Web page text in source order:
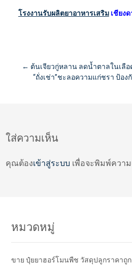
โรงงานรับผลิตยาอาหารเสริมเชียงด
Post
← ต้นเจียวกู่หลาน ลดน้ำตาลในเลือ
“ถั่งเช่า”ชะลอความแก่ชรา ป้อ
ใส่ความเห็น
คุณต้องเข้าสู่ระบบ เพื่อจะพิมพ์ควา
หมวดหมู่
ขาย ปุ๋ยยาฮอร์โมนพืช วัสดุปลูกราคาถูก